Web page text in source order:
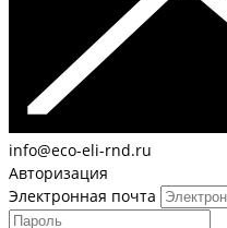
info@eco-eli-rnd.ru
Авторизация
Электронная почта